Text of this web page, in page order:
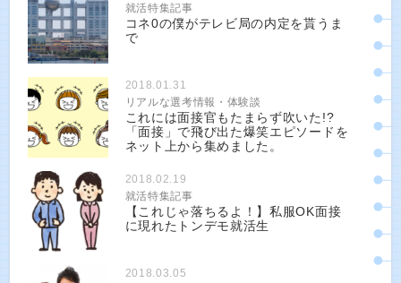
就活特集記事
コネ0の僕がテレビ局の内定を貰うま
で
2018.01.31
リアルな選考情報・体験談
これには面接官もたまらず吹いた!?
「面接」で飛び出た爆笑エピソードを
ネット上から集めました。
2018.02.19
就活特集記事
【これじゃ落ちるよ！】私服OK面接
に現れたトンデモ就活生
2018.03.05